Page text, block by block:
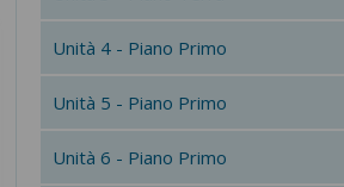
Unità 4 - Piano Primo
Unità 5 - Piano Primo
Unità 6 - Piano Primo